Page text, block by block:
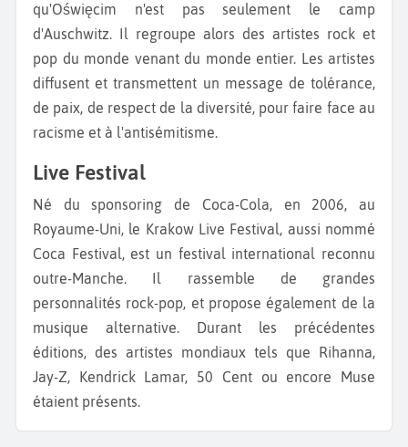
qu'Oświęcim n'est pas seulement le camp
d'Auschwitz. Il regroupe alors des artistes rock et
pop du monde venant du monde entier. Les artistes
diffusent et transmettent un message de tolérance,
de paix, de respect de la diversité, pour faire face au
racisme et à l'antisémitisme.
Live Festival
Né du sponsoring de Coca-Cola, en 2006, au
Royaume-Uni, le Krakow Live Festival, aussi nommé
Coca Festival, est un festival international reconnu
outre-Manche. Il rassemble de grandes
personnalités rock-pop, et propose également de la
musique alternative. Durant les précédentes
éditions, des artistes mondiaux tels que Rihanna,
Jay-Z, Kendrick Lamar, 50 Cent ou encore Muse
étaient présents.